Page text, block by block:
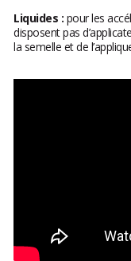
Liquides : pour les
disposent pas
la semelle et de